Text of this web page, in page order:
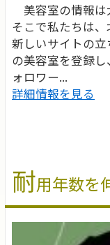
美容室の情報は
そこで私たちは
新しいサイトの立
の美容室を登録
ォロワー...
詳細情報を見る
耐用年数を